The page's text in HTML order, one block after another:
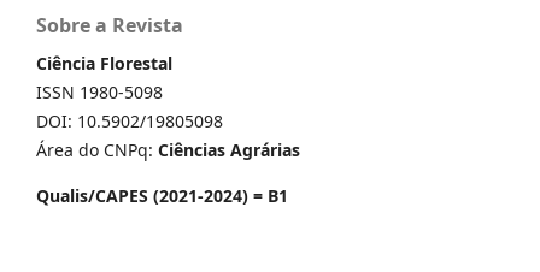
Sobre a Revista
Ciência Florestal
ISSN 1980-5098
DOI: 10.5902/19805098
Área do CNPq: Ciências Agrárias
Qualis/CAPES (2021-2024) = B1